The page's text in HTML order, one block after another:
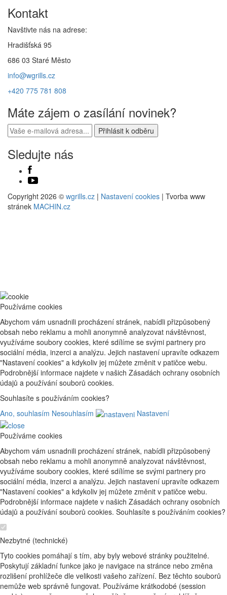
Kontakt
Navštivte nás na adrese:
Hradišťská 95
686 03 Staré Město
info@wgrills.cz
+420 775 781 808
Máte zájem o zasílání novinek?
Sledujte nás
Copyright 2026 © wgrills.cz | Nastavení cookies | Tvorba www
stránek MACHIN.cz
Používáme cookies
Abychom vám usnadnili procházení stránek, nabídli přizpůsobený
obsah nebo reklamu a mohli anonymně analyzovat návštěvnost,
využíváme soubory cookies, které sdílíme se svými partnery pro
sociální média, inzerci a analýzu. Jejich nastavení upravíte odkazem
"Nastavení cookies" a kdykoliv jej můžete změnit v patičce webu.
Podrobnější informace najdete v našich Zásadách ochrany osobních
údajů a používání souborů cookies.
Souhlasíte s používáním cookies?
Ano, souhlasím Nesouhlasím Nastavení
Používáme cookies
Abychom vám usnadnili procházení stránek, nabídli přizpůsobený
obsah nebo reklamu a mohli anonymně analyzovat návštěvnost,
využíváme soubory cookies, které sdílíme se svými partnery pro
sociální média, inzerci a analýzu. Jejich nastavení upravíte odkazem
"Nastavení cookies" a kdykoliv jej můžete změnit v patičce webu.
Podrobnější informace najdete v našich Zásadách ochrany osobních
údajů a používání souborů cookies. Souhlasíte s používáním cookies?
Nezbytné (technické)
Tyto cookies pomáhají s tím, aby byly webové stránky použitelné.
Poskytují základní funkce jako je navigace na stránce nebo změna
rozlišení prohlížeče dle velikosti vašeho zařízení. Bez těchto souborů
nemůže web správně fungovat. Používáme krátkodobé (session